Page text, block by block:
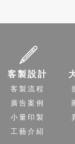
客製設計
客製流程
廣告案例
小量印製
工藝介紹